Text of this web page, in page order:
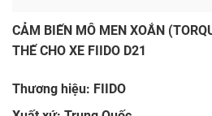
CẢM BIẾN MÔ MEN XOẮN
THẾ CHO XE FIIDO D21
Thương hiệu: FIIDO